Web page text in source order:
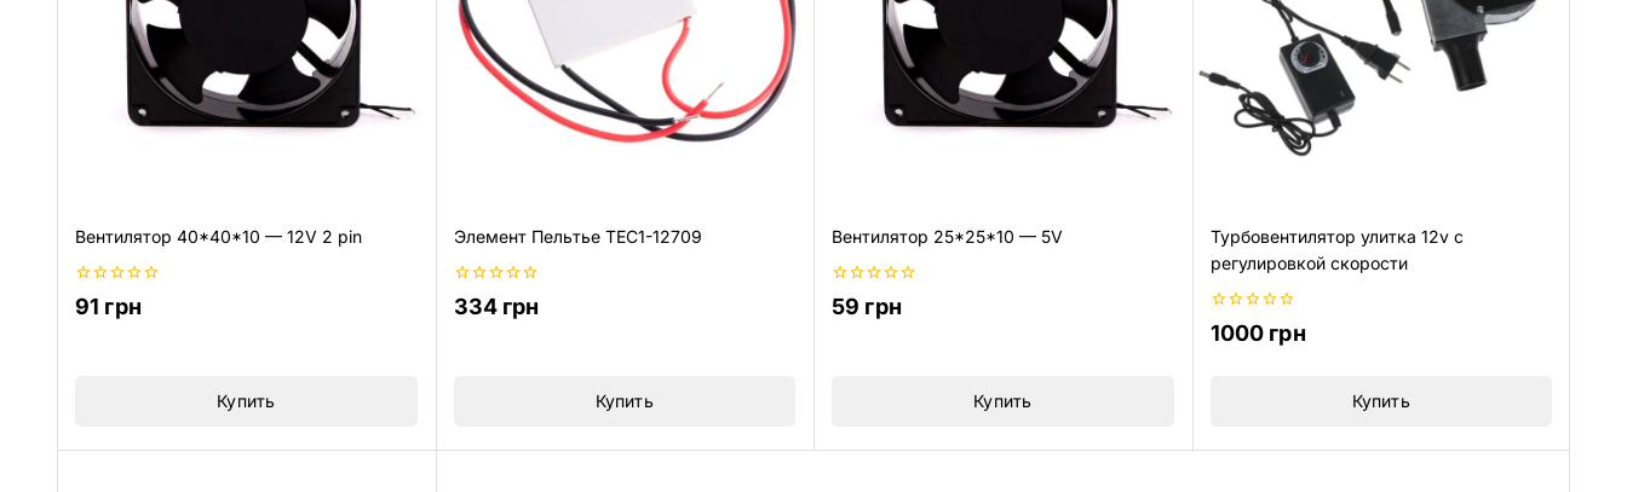
Вентилятор 40*40*10 — 12V 2 pin
0
из
91 грн
Купить
Элемент Пельтье TEC1-12709
0
из
334 грн
Купить
Вентилятор 25*25*10 — 5V
0
из
59 грн
Купить
Турбовентилятор улитка 12v с
регулировкой скорости
0
из
1000 грн
Купить